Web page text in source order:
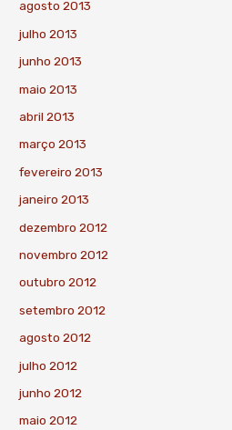
agosto 2013
julho 2013
junho 2013
maio 2013
abril 2013
março 2013
fevereiro 2013
janeiro 2013
dezembro 2012
novembro 2012
outubro 2012
setembro 2012
agosto 2012
julho 2012
junho 2012
maio 2012